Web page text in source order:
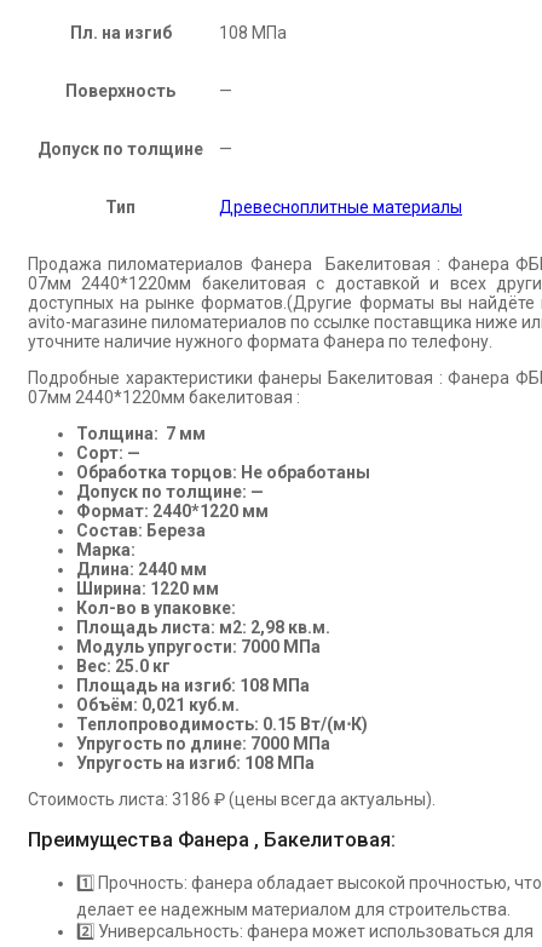
Пл. на изгиб 108 МПа
Поверхность —
Допуск по толщине —
Тип Древесноплитные материалы
Продажа пиломатериалов Фанера Бакелитовая : Фанера
07мм 2440*1220мм бакелитовая с доставкой и всех
доступных на рынке форматов.(Другие форматы вы найдёте
avito-магазине пиломатериалов по ссылке поставщика ниже
уточните наличие нужного формата Фанера по телефону.
Подробные характеристики фанеры Бакелитовая : Фанера
07мм 2440*1220мм бакелитовая :
Толщина: 7 мм
Сорт: —
Обработка торцов: Не обработаны
Допуск по толщине: —
Формат: 2440*1220 мм
Состав: Береза
Марка:
Длина: 2440 мм
Ширина: 1220 мм
Кол-во в упаковке:
Площадь листа: м2: 2,98 кв.м.
Модуль упругости: 7000 МПа
Вес: 25.0 кг
Площадь на изгиб: 108 МПа
Объём: 0,021 куб.м.
Теплопроводимость: 0.15 Вт/(м⋅К)
Упругость по длине: 7000 МПа
Упругость на изгиб: 108 МПа
Стоимость листа: 3186 ₽ (цены всегда актуальны).
Преимущества Фанера , Бакелитовая:
1️⃣ Прочность: фанера обладает высокой прочностью, что
делает ее надежным материалом для строительства.
2️⃣ Универсальность: фанера может использоваться для